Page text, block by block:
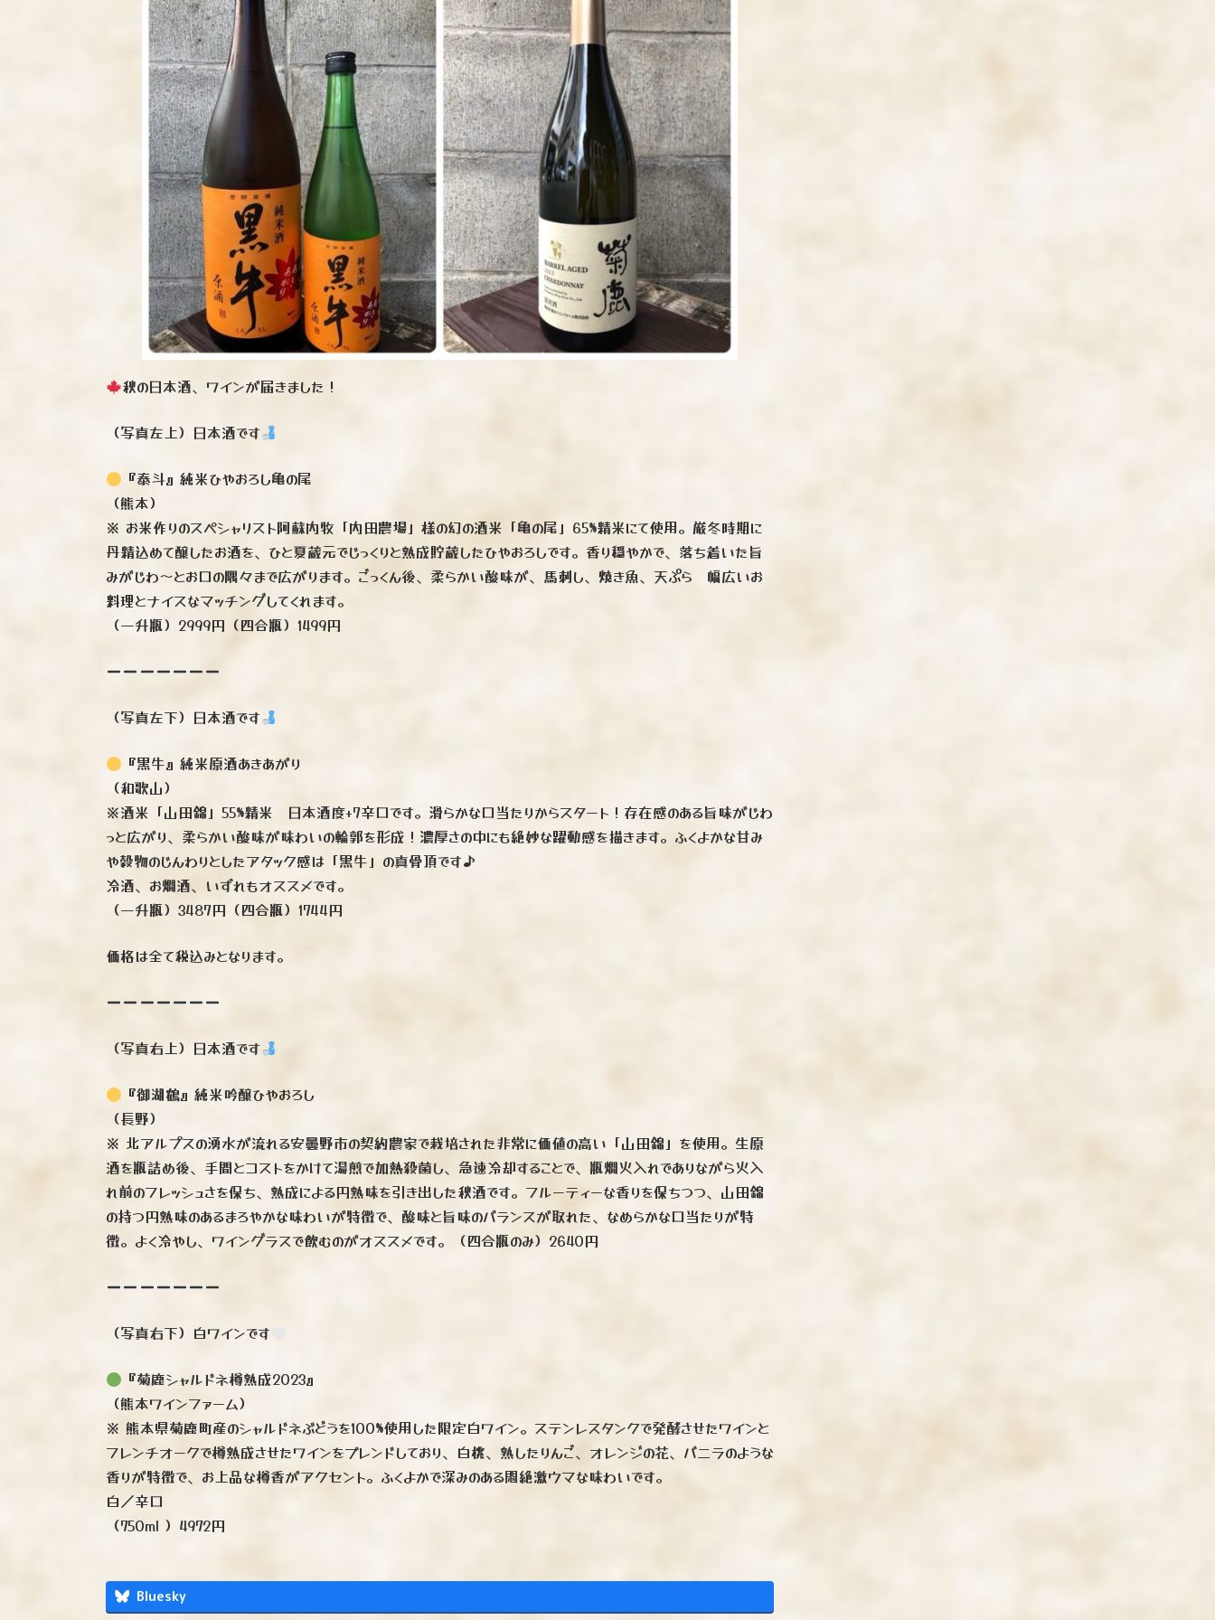
秋の日本酒、ワインが届きました！
（写真左上）日本酒です
『泰斗』純米ひやおろし亀の尾
（熊本）
※ お米作りのスペシャリスト阿蘇内牧「内田農場」様の幻の酒米「亀の尾」65%精米にて使用。厳冬時期に
丹精込めて醸したお酒を、ひと夏蔵元でじっくりと熟成貯蔵したひやおろしです。香り穏やかで、落ち着いた旨
みがじわ〜とお口の隅々まで広がります。ごっくん後、柔らかい酸味が、馬刺し、焼き魚、天ぷら 幅広いお
料理とナイスなマッチングしてくれます。
（一升瓶）2999円（四合瓶）1499円
（写真左下）日本酒です
『黒牛』純米原酒あきあがり
（和歌山）
※酒米「山田錦」55%精米 日本酒度+7辛口です。滑らかな口当たりからスタート！存在感のある旨味がじわ
っと広がり、柔らかい酸味が味わいの輪郭を形成！濃厚さの中にも絶妙な躍動感を描きます。ふくよかな甘み
や穀物のじんわりとしたアタック感は「黒牛」の真骨頂です♪
冷酒、お燗酒、いずれもオススメです。
（一升瓶）3487円（四合瓶）1744円
価格は全て税込みとなります。
（写真右上）日本酒です
『御湖鶴』純米吟醸ひやおろし
（長野）
※ 北アルプスの湧水が流れる安曇野市の契約農家で栽培された非常に価値の高い「山田錦」を使用。生原
酒を瓶詰め後、手間とコストをかけて湯煎で加熱殺菌し、急速冷却することで、瓶燗火入れでありながら火入
れ前のフレッシュさを保ち、熟成による円熟味を引き出した秋酒です。フルーティーな香りを保ちつつ、山田錦
の持つ円熟味のあるまろやかな味わいが特徴で、酸味と旨味のバランスが取れた、なめらかな口当たりが特
徴。よく冷やし、ワイングラスで飲むのがオススメです。 （四合瓶のみ）2640円
（写真右下）白ワインです
『菊鹿シャルドネ樽熟成2023』
（熊本ワインファーム）
※ 熊本県菊鹿町産のシャルドネぶどうを100%使用した限定白ワイン。ステンレスタンクで発酵させたワインと
フレンチオークで樽熟成させたワインをブレンドしており、白桃、熟したりんご、オレンジの花、バニラのような
香りが特徴で、お上品な樽香がアクセント。ふくよかで深みのある悶絶激ウマな味わいです。
白／辛口
（750ml ）4972円
Bluesky